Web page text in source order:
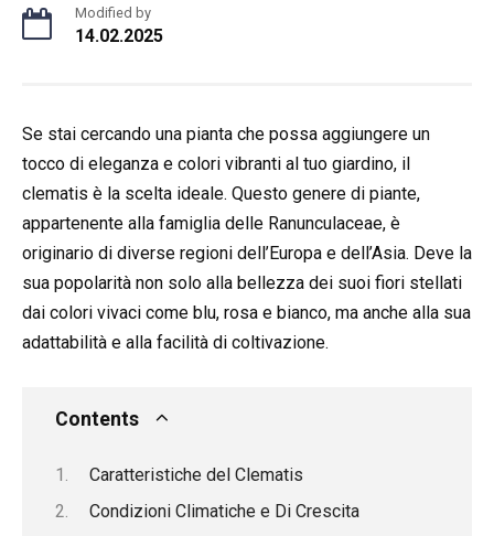
Modified by
14.02.2025
Se stai cercando una pianta che possa aggiungere un
tocco di eleganza e colori vibranti al tuo giardino, il
clematis è la scelta ideale. Questo genere di piante,
appartenente alla famiglia delle Ranunculaceae, è
originario di diverse regioni dell’Europa e dell’Asia. Deve la
sua popolarità non solo alla bellezza dei suoi fiori stellati
dai colori vivaci come blu, rosa e bianco, ma anche alla sua
adattabilità e alla facilità di coltivazione.
Contents
Caratteristiche del Clematis
Condizioni Climatiche e Di Crescita